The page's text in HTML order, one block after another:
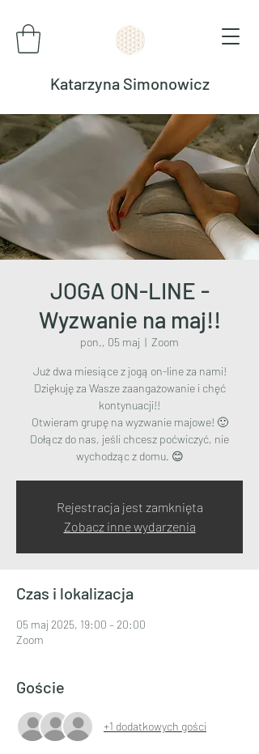
Katarzyna Simonowicz
JOGA ON-LINE -
Wyzwanie na maj!!
pon., 05 maj
  |
Zoom
Już dwa miesiące z jogą on-line za nami!
Dziękuję za Wasze zaangażowanie i chęć
kontynuacji!!
Otwieram grupę na wyzwanie majowe! 🙂
Dołącz do nas, jeśli chcesz poćwiczyć, nie
wychodząc z domu. 😊
Rejestracja jest zamknięta
Zobacz inne wydarzenia
Czas i lokalizacja
05 maj 2025, 19:00 – 20:00
Zoom
Goście
+1 dodatkowych gości